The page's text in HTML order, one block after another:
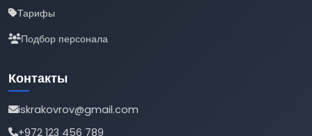
Тарифы
Подбор персонала
Контакты
iskrakovrov@gmail.com
+972 123 456 789